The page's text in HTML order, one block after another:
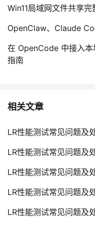
Win11局域网文件共享
OpenClaw、Claude
在 OpenCode 中接入
指南
相关文章
LR性能测试常见问题及
LR性能测试常见问题及
LR性能测试常见问题及
LR性能测试常见问题及
LR性能测试常见问题及